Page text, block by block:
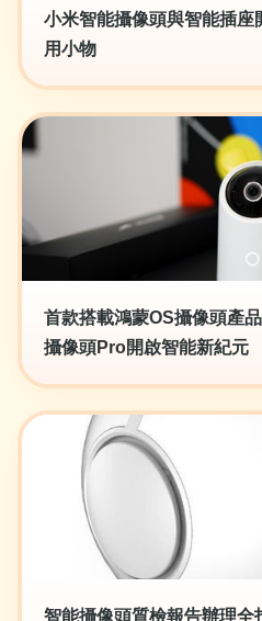
小米智能攝像頭與智能插座
用小物
首款搭載鴻蒙OS攝像頭產
攝像頭Pro開啟智能新紀元
智能攝像頭質檢報告辦理全